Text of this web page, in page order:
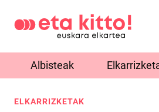
Albisteak
ELKARRIZKETAK